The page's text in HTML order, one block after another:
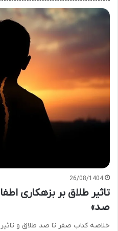
26/08/1404
تاثیر طلاق بر بزهکاری
صد»
خلاصه کتاب صفر تا صد طلاق و